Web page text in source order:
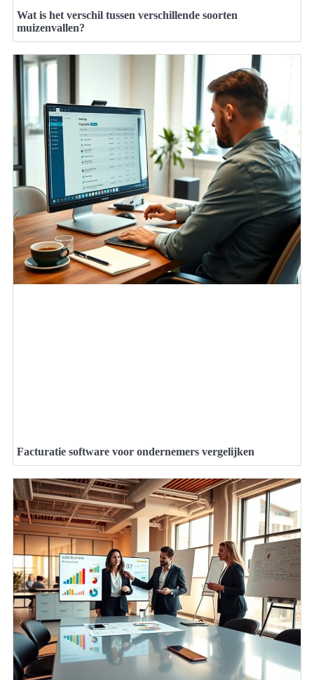
Wat is het verschil tussen verschillende soorten
muizenvallen?
Facturatie software voor ondernemers vergelijken